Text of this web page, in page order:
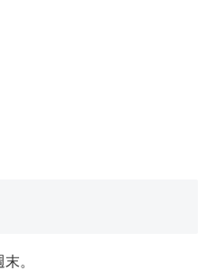
。